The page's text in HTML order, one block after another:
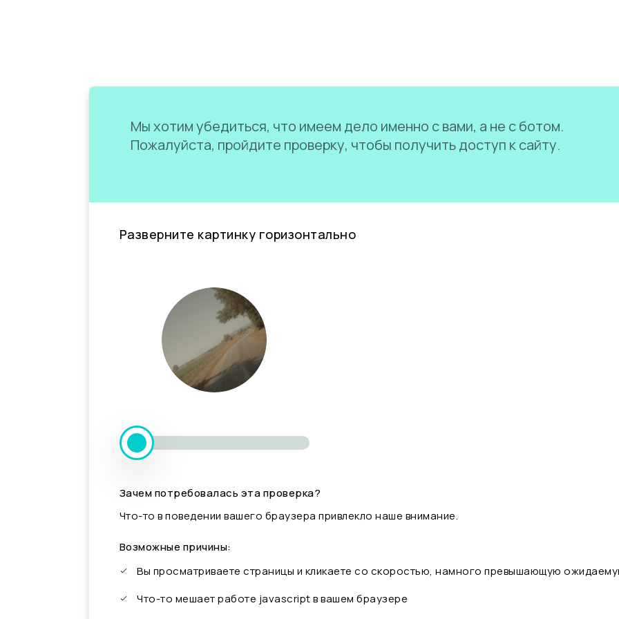
Мы хотим убедиться, что имеем дело именно с вами, а не с ботом.
Пожалуйста, пройдите проверку, чтобы получить доступ к сайту.
Разверните картинку горизонтально
Зачем потребовалась эта проверка?
Что-то в поведении вашего браузера привлекло наше внимание.
Возможные причины:
Вы просматриваете страницы и кликаете со скоростью, намного превышающую
Что-то мешает работе javascript в вашем браузере